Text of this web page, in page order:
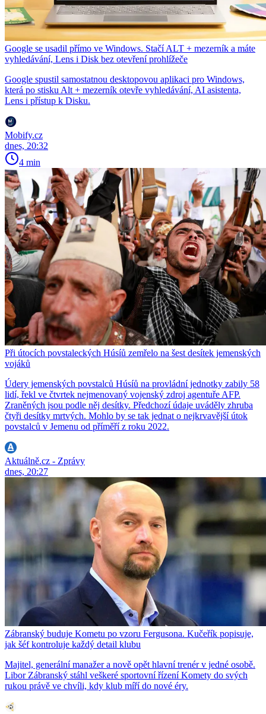
Google se usadil přímo ve Windows. Stačí ALT + mezerník a máte
vyhledávání, Lens i Disk bez otevření prohlížeče
Google spustil samostatnou desktopovou aplikaci pro Windows,
která po stisku Alt + mezerník otevře vyhledávání, AI asistenta,
Lens i přístup k Disku.
Mobify.cz
dnes, 20:32
4 min
Při útocích povstaleckých Húsíů zemřelo na šest desítek jemenských
vojáků
Údery jemenských povstalců Húsíů na provládní jednotky zabily 58
lidí, řekl ve čtvrtek nejmenovaný vojenský zdroj agentuře AFP.
Zraněných jsou podle něj desítky. Předchozí údaje uváděly zhruba
čtyři desítky mrtvých. Mohlo by se tak jednat o nejkrvavější útok
povstalců v Jemenu od příměří z roku 2022.
Aktuálně.cz - Zprávy
dnes, 20:27
Zábranský buduje Kometu po vzoru Fergusona. Kučeřík popisuje,
jak šéf kontroluje každý detail klubu
Majitel, generální manažer a nově opět hlavní trenér v jedné osobě.
Libor Zábranský stáhl veškeré sportovní řízení Komety do svých
rukou právě ve chvíli, kdy klub míří do nové éry.